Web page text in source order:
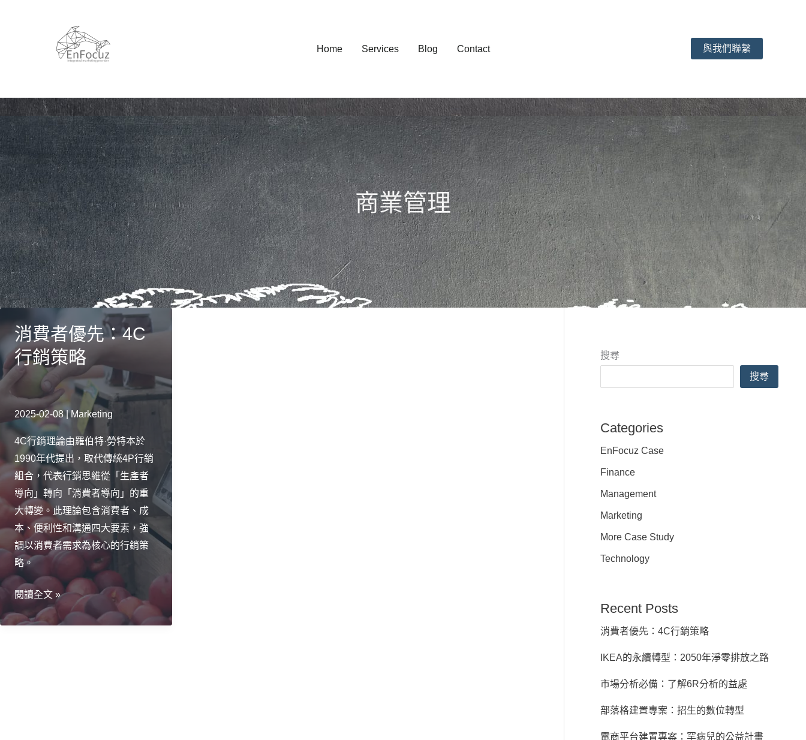
Home Services Blog Contact 與我們聯繫
商業管理
消費者優先：4C
行銷策略
2025-02-08|Marketing
4C行銷理論由羅伯特·勞特本於
1990年代提出，取代傳統4P行銷
組合，代表行銷思維從「生產者
導向」轉向「消費者導向」的重
大轉變。此理論包含消費者、成
本、便利性和溝通四大要素，強
調以消費者需求為核心的行銷策
略。
消
費
者
閱讀全文 »
搜尋
搜尋
Categories
EnFocuz Case
Finance
Management
Marketing
More Case Study
Technology
Recent Posts
消費者優先：4C行銷策略
IKEA的永續轉型：2050年淨零排放之路
市場分析必備：了解6R分析的益處
部落格建置專案：招生的數位轉型
電商平台建置專案：罕病兒的公益計畫